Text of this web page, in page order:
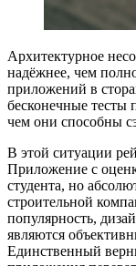
Архитектурное
надёжнее, чем
приложений в
бесконечные тесты
чем они способны
В этой ситуации
Приложение с
студента, но
строительной
популярность,
являются
Единственный